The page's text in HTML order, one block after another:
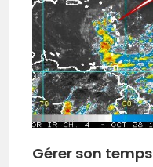
Gérer son temps